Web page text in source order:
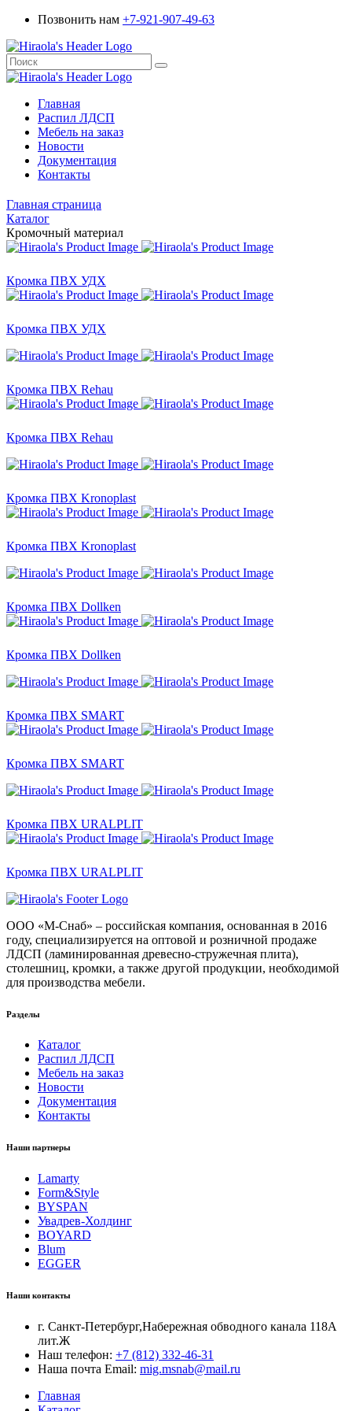
Позвонить нам +7-921-907-49-63
Главная
Распил ЛДСП
Мебель на заказ
Новости
Документация
Контакты
Главная страница
Каталог
Кромочный материал
Кромка ПВХ УДХ
Кромка ПВХ УДХ
Кромка ПВХ Rehau
Кромка ПВХ Rehau
Кромка ПВХ Kronoplast
Кромка ПВХ Kronoplast
Кромка ПВХ Dollken
Кромка ПВХ Dollken
Кромка ПВХ SMART
Кромка ПВХ SMART
Кромка ПВХ URALPLIT
Кромка ПВХ URALPLIT
ООО «М-Снаб» – российская компания, основанная в 2016
году, специализируется на оптовой и розничной продаже
ЛДСП (ламинированная древесно-стружечная плита),
столешниц, кромки, а также другой продукции, необходимой
для производства мебели.
Разделы
Каталог
Распил ЛДСП
Мебель на заказ
Новости
Документация
Контакты
Наши партнеры
Lamarty
Form&Style
BYSPAN
Увадрев-Холдинг
BOYARD
Blum
EGGER
Наши контакты
г. Санкт-Петербург,Набережная обводного канала 118А
лит.Ж
Наш телефон: +7 (812) 332-46-31
Наша почта Email: mig.msnab@mail.ru
Главная